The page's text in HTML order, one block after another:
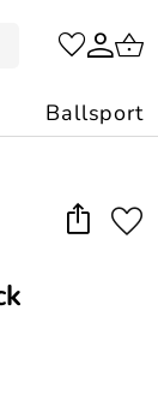
Ballsport